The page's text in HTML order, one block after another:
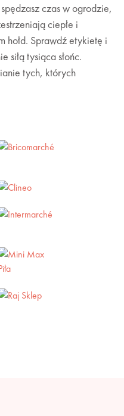
czas w ogrodzie,
ciepłe i
hołd. Sprawdź etykietę i
siłą tysiąca słońc.
tych, których